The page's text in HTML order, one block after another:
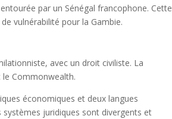
par un Sénégal francophone. Cette
vulnérabilité pour la Gambie.
avec un droit civiliste. La
Commonwealth.
économiques et deux langues
juridiques sont divergents et